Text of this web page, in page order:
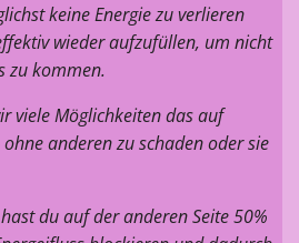
keine Energie zu verlieren
wieder aufzufüllen, um nicht
zu kommen.
viele Möglichkeiten das auf
anderen zu schaden oder sie
du auf der anderen Seite 50%